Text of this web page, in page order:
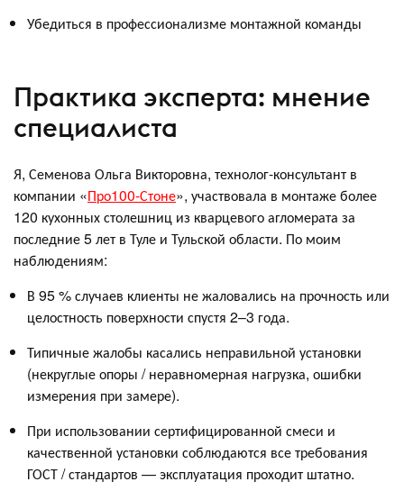
Убедиться в профессионализме монтажной команды
Практика эксперта: мнение
специалиста
Я, Семенова Ольга Викторовна, технолог-консультант в
компании «Про100-Стоне», участвовала в монтаже более
120 кухонных столешниц из кварцевого агломерата за
последние 5 лет в Туле и Тульской области. По моим
наблюдениям:
В 95 % случаев клиенты не жаловались на прочность или
целостность поверхности спустя 2–3 года.
Типичные жалобы касались неправильной установки
(некруглые опоры / неравномерная нагрузка, ошибки
измерения при замере).
При использовании сертифицированной смеси и
качественной установки соблюдаются все требования
ГОСТ / стандартов — эксплуатация проходит штатно.